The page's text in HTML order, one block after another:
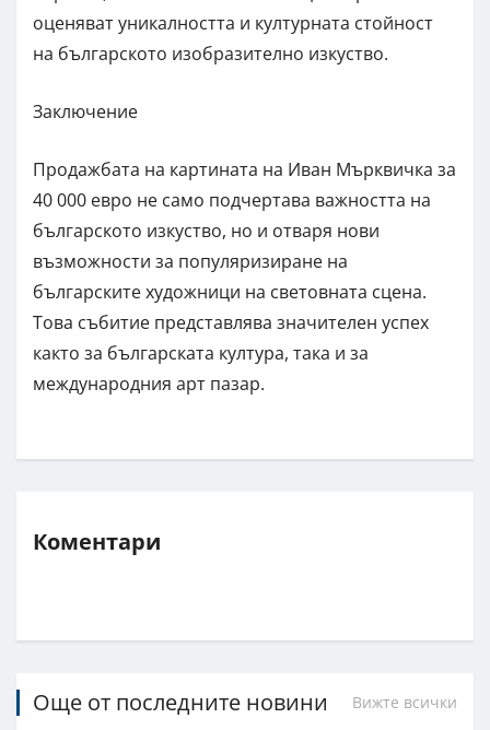
оценяват уникалността и културната стойност
на българското изобразително изкуство.
Заключение
Продажбата на картината на Иван Мърквичка за
40 000 евро не само подчертава важността на
българското изкуство, но и отваря нови
възможности за популяризиране на
българските художници на световната сцена.
Това събитие представлява значителен успех
както за българската култура, така и за
международния арт пазар.
Коментари
Още от последните новини Вижте всички